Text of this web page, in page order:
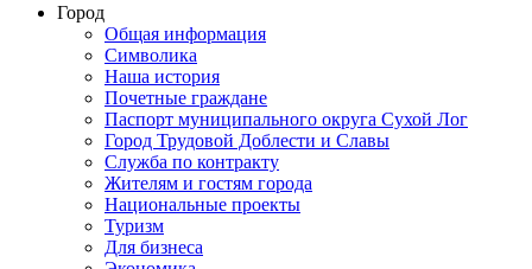
Город
Общая информация
Символика
Наша история
Почетные граждане
Паспорт муниципального округа Сухой Лог
Город Трудовой Доблести и Славы
Служба по контракту
Жителям и гостям города
Национальные проекты
Туризм
Для бизнеса